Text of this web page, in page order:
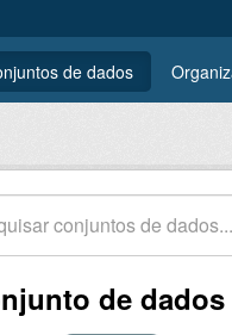
de dados
de